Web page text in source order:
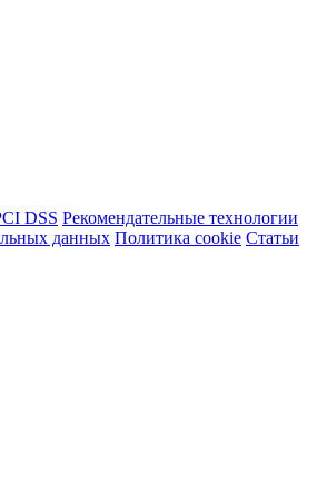
DSS Рекомендательные технологии
данных Политика cookie Статьи